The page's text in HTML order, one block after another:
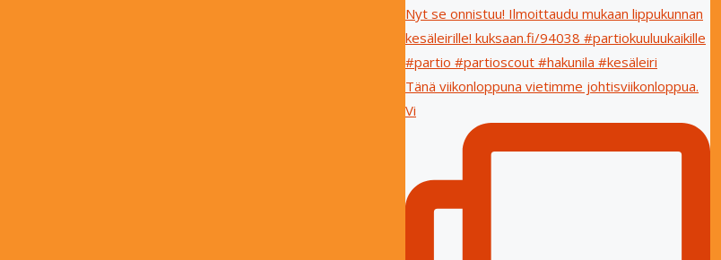
Tänä viikonloppuna vietimme johtisviikonloppua.
Vi